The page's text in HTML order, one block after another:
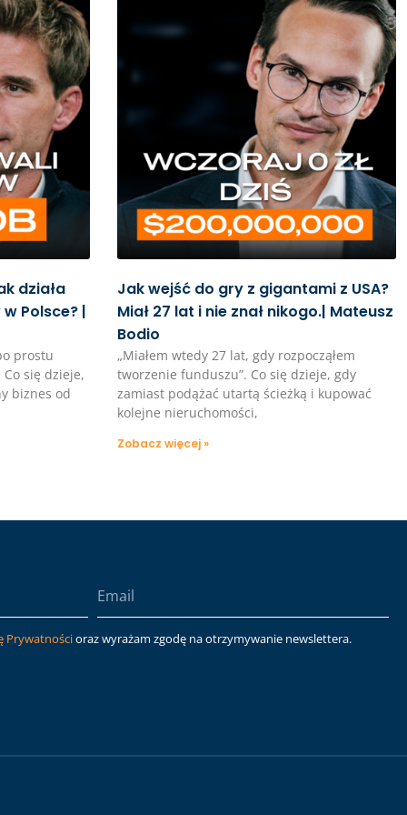
działa
Polsce? |
prostu
się dzieje,
biznes od
Jak wejść do gry z gigantami z USA?
Miał 27 lat i nie znał nikogo.| Mateusz
Bodio
„Miałem wtedy 27 lat, gdy rozpocząłem
tworzenie funduszu”. Co się dzieje, gdy
zamiast podążać utartą ścieżką i kupować
kolejne nieruchomości,
Zobacz więcej »
Prywatnościoraz wyrażam zgodę na otrzymywanie newslettera.